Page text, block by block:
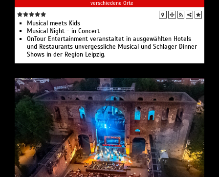
verschiedene Orte
Musical meets Kids
Musical Night - in Concert
OnTour Entertainment veranstaltet in ausgewählten Hotels
und Restaurants unvergessliche Musical und Schlager Dinner
Shows in der Region Leipzig.